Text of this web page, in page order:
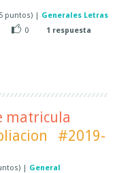
puntos) | Generales Letras
0
1 respuesta
matricula
#2019-
| General